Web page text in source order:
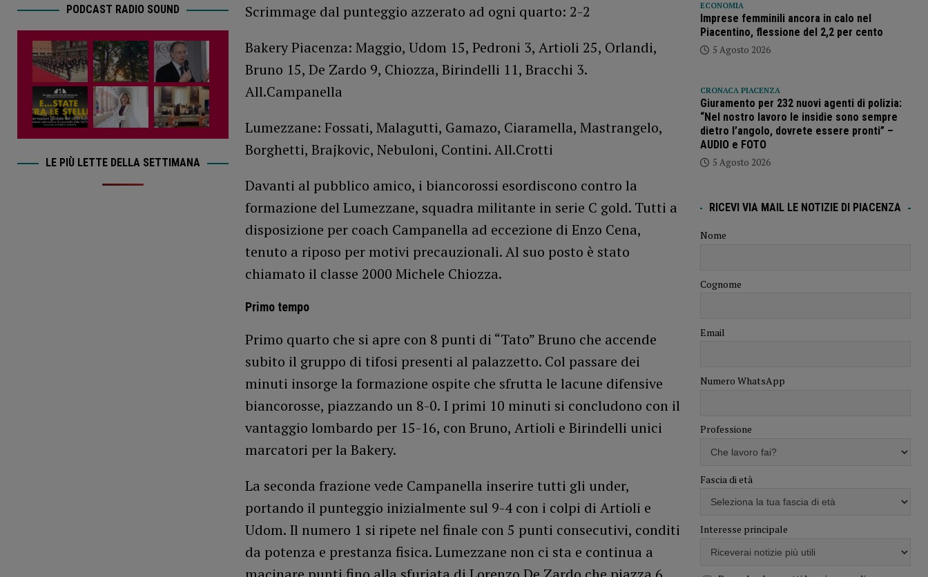
Scrimmage dal punteggio azzerato ad ogni quarto: 2-2
Bakery Piacenza: Maggio, Udom 15, Pedroni 3, Artioli 25, Orlandi,
Bruno 15, De Zardo 9, Chiozza, Birindelli 11, Bracchi 3.
All.Campanella
Lumezzane: Fossati, Malagutti, Gamazo, Ciaramella, Mastrangelo,
Borghetti, Brajkovic, Nebuloni, Contini. All.Crotti
Davanti al pubblico amico, i biancorossi esordiscono contro la
formazione del Lumezzane, squadra militante in serie C gold. Tutti a
disposizione per coach Campanella ad eccezione di Enzo Cena,
tenuto a riposo per motivi precauzionali. Al suo posto è stato
chiamato il classe 2000 Michele Chiozza.
Primo tempo
Primo quarto che si apre con 8 punti di “Tato” Bruno che accende
subito il gruppo di tifosi presenti al palazzetto. Col passare dei
minuti insorge la formazione ospite che sfrutta le lacune difensive
biancorosse, piazzando un 8-0. I primi 10 minuti si concludono con il
vantaggio lombardo per 15-16, con Bruno, Artioli e Birindelli unici
marcatori per la Bakery.
La seconda frazione vede Campanella inserire tutti gli under,
portando il punteggio inizialmente sul 9-4 con i colpi di Artioli e
Udom. Il numero 1 si ripete nel finale con 5 punti consecutivi, conditi
da potenza e prestanza fisica. Lumezzane non ci sta e continua a
PODCAST RADIO SOUND
LE PIÙ LETTE DELLA SETTIMANA
ECONOMIA
Imprese femminili ancora in calo nel
Piacentino, flessione del 2,2 per cento
5 Agosto 2026
CRONACA PIACENZA
Giuramento per 232 nuovi agenti di polizia:
“Nel nostro lavoro le insidie sono sempre
dietro l’angolo, dovrete essere pronti” –
AUDIO e FOTO
5 Agosto 2026
RICEVI VIA MAIL LE NOTIZIE DI PIACENZA
Nome
Cognome
Email
Numero WhatsApp
Professione
Fascia di età
Interesse principale